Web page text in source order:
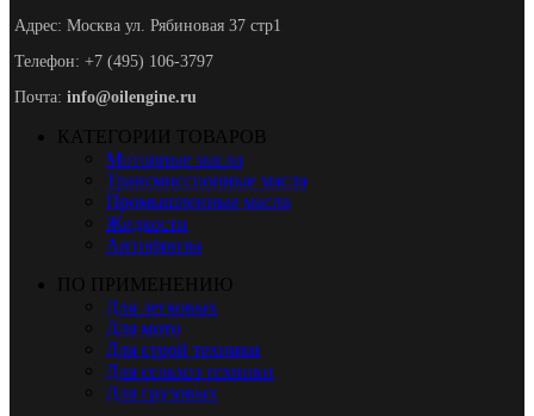
Адрес: Москва ул. Рябиновая 37 стр1
Телефон: +7 (495) 106-3797
Почта: info@oilengine.ru
КАТЕГОРИИ ТОВАРОВ
Моторные масла
Трансмиссионные масла
Промышленные масла
Жидкости
Антифризы
ПО ПРИМЕНЕНИЮ
Для легковых
Для мото
Для строй техники
Для сельхоз техники
Для грузовых